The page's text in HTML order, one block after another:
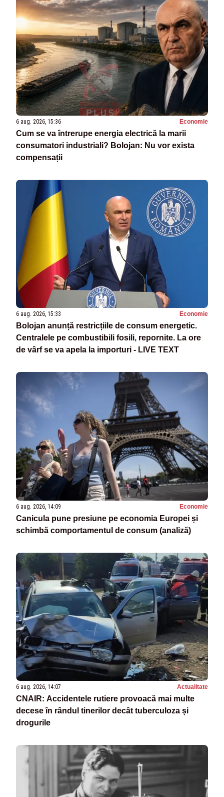
6 aug. 2026, 15:36 Economie
Cum se va întrerupe energia electrică la marii
consumatori industriali? Bolojan: Nu vor exista
compensații
6 aug. 2026, 15:33 Economie
Bolojan anunță restricțiile de consum energetic.
Centralele pe combustibili fosili, repornite. La ore
de vârf se va apela la importuri - LIVE TEXT
6 aug. 2026, 14:09 Economie
Canicula pune presiune pe economia Europei și
schimbă comportamentul de consum (analiză)
6 aug. 2026, 14:07 Actualitate
CNAIR: Accidentele rutiere provoacă mai multe
decese în rândul tinerilor decât tuberculoza și
drogurile